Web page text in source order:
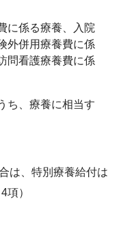
に係る療養、入院
外併用療養費に係
問看護療養費に係
ち、療養に相当す
は、特別療養給付は
項）